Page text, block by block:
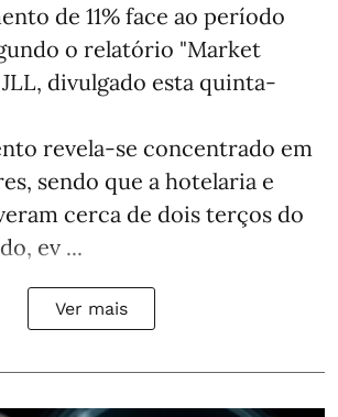
de 11% face ao período
o relatório "Market
divulgado esta quinta-
revela-se concentrado em
sendo que a hotelaria e
cerca de dois terços do
ev ...
Ver mais